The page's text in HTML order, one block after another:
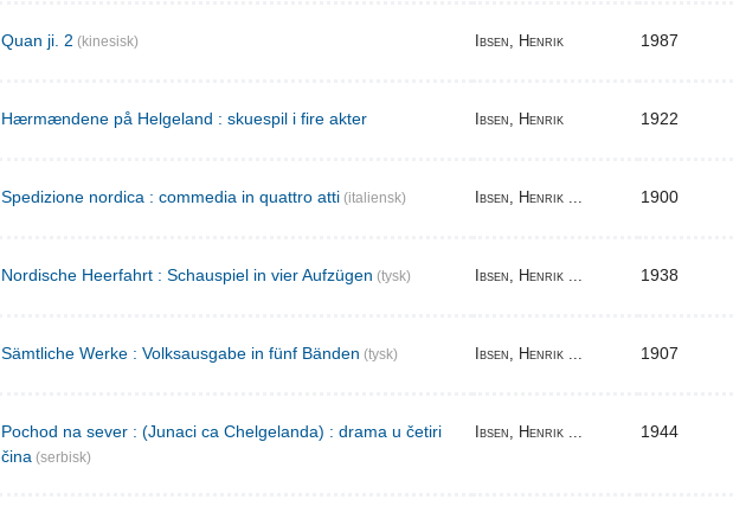
Quan ji. 2 (kinesisk) Ibsen, Henrik 1987
Hærmændene på Helgeland : skuespil i fire akter Ibsen, Henrik 1922
Spedizione nordica : commedia in quattro atti (italiensk) Ibsen, Henrik ... 1900
Nordische Heerfahrt : Schauspiel in vier Aufzügen (tysk) Ibsen, Henrik ... 1938
Sämtliche Werke : Volksausgabe in fünf Bänden (tysk) Ibsen, Henrik ... 1907
Pochod na sever : (Junaci ca Chelgelanda) : drama u četiri
čina (serbisk)
Ibsen, Henrik ... 1944